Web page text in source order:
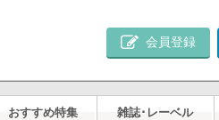
会員登録
おすすめ特集 雑誌･レーベル